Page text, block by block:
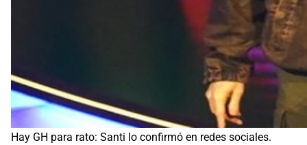
Hay GH para rato: Santi lo confirmó en redes sociales.